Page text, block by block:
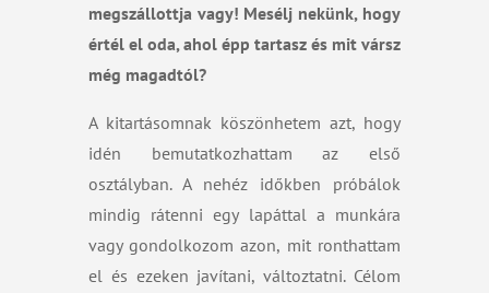
megszállottja vagy! Mesélj nekünk, hogy
értél el oda, ahol épp tartasz és mit vársz
még magadtól?
A kitartásomnak köszönhetem azt, hogy
idén bemutatkozhattam az első
osztályban. A nehéz időkben próbálok
mindig rátenni egy lapáttal a munkára
vagy gondolkozom azon, mit ronthattam
el és ezeken javítani, változtatni. Célom